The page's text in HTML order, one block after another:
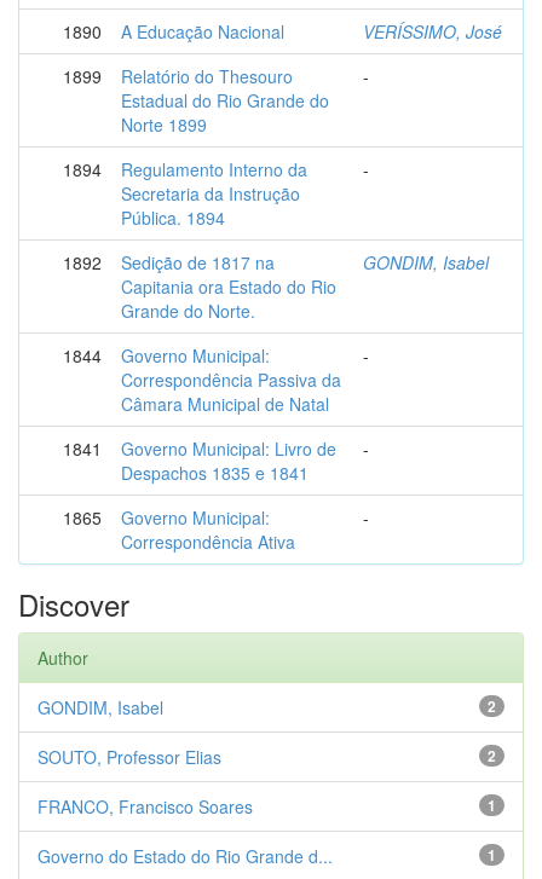
1890
A Educação Nacional
VERÍSSIMO, José
1899
Relatório do Thesouro
Estadual do Rio Grande do
Norte 1899
-
1894
Regulamento Interno da
Secretaria da Instrução
Pública. 1894
-
1892
Sedição de 1817 na
Capitania ora Estado do Rio
Grande do Norte.
GONDIM, Isabel
1844
Governo Municipal:
Correspondência Passiva da
Câmara Municipal de Natal
-
1841
Governo Municipal: Livro de
Despachos 1835 e 1841
-
1865
Governo Municipal:
Correspondência Ativa
-
Discover
Author
2
GONDIM, Isabel
2
SOUTO, Professor Elias
1
FRANCO, Francisco Soares
1
Governo do Estado do Rio Grande d...